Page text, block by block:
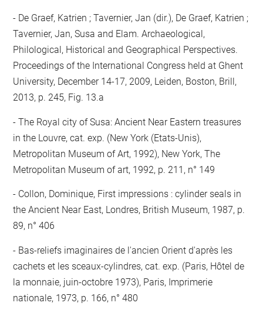
De Graef, Katrien ; Tavernier, Jan (dir.), De Graef, Katrien ;
Tavernier, Jan, Susa and Elam. Archaeological,
Philological, Historical and Geographical Perspectives.
Proceedings of the International Congress held at Ghent
University, December 14-17, 2009, Leiden, Boston, Brill,
2013, p. 245, Fig. 13.a
The Royal city of Susa: Ancient Near Eastern treasures
in the Louvre, cat. exp. (New York (Etats-Unis),
Metropolitan Museum of Art, 1992), New York, The
Metropolitan Museum of art, 1992, p. 211, n° 149
Collon, Dominique, First impressions : cylinder seals in
the Ancient Near East, Londres, British Museum, 1987, p.
89, n° 406
Bas-reliefs imaginaires de l'ancien Orient d'après les
cachets et les sceaux-cylindres, cat. exp. (Paris, Hôtel de
la monnaie, juin-octobre 1973), Paris, Imprimerie
nationale, 1973, p. 166, n° 480